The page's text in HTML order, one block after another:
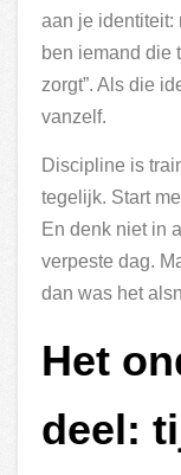
aan je identiteit:
ben iemand die
zorgt”. Als die
vanzelf.
Discipline is
tegelijk. Start
En denk niet in
verpeste dag.
dan was het
Het
deel: